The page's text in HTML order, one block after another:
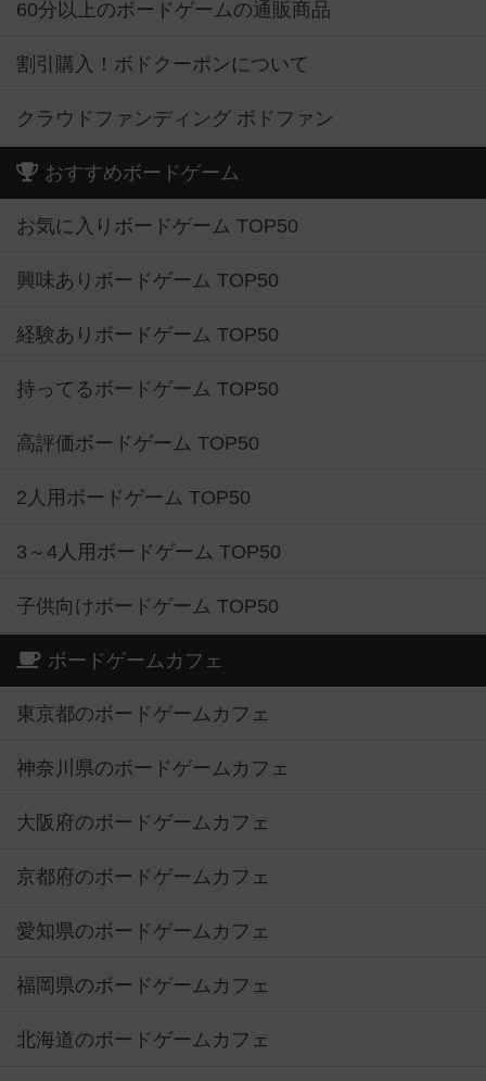
60分以上のボードゲームの通販商品
割引購入！ボドクーポンについて
クラウドファンディング ボドファン
おすすめボードゲーム
お気に入りボードゲーム TOP50
興味ありボードゲーム TOP50
経験ありボードゲーム TOP50
持ってるボードゲーム TOP50
高評価ボードゲーム TOP50
2人用ボードゲーム TOP50
3～4人用ボードゲーム TOP50
子供向けボードゲーム TOP50
ボードゲームカフェ
東京都のボードゲームカフェ
神奈川県のボードゲームカフェ
大阪府のボードゲームカフェ
京都府のボードゲームカフェ
愛知県のボードゲームカフェ
福岡県のボードゲームカフェ
北海道のボードゲームカフェ